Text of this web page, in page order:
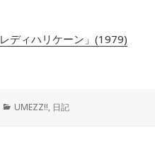
ディハリケーン」(1979)
カ
UMEZZ!!, 日記